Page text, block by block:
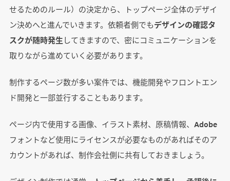
せるためのルール）の決定から、トップページ全体のデザイ
ン決めへと進んでいきます。依頼者側でもデザインの確認タ
スクが随時発生してきますので、密にコミュニケーションを
取りながら進めていく必要があります。
制作するページ数が多い案件では、機能開発やフロントエン
ド開発と一部並行することもあります。
ページ内で使用する画像、イラスト素材、原稿情報、Adobe
フォントなど使用にライセンスが必要なものがあればそのア
カウントがあれば、制作会社側に共有しておきましょう。